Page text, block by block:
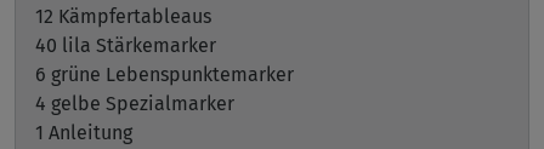
12 Kämpfertableaus
40 lila Stärkemarker
6 grüne Lebenspunktemarker
4 gelbe Spezialmarker
1 Anleitung